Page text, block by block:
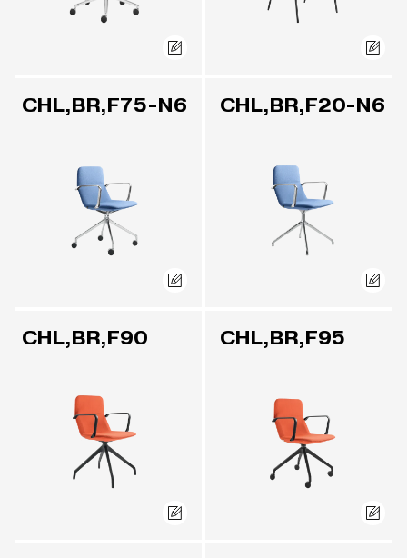
CHL,BR,F75-N6 CHL,BR,F20-N6
CHL,BR,F90 CHL,BR,F95